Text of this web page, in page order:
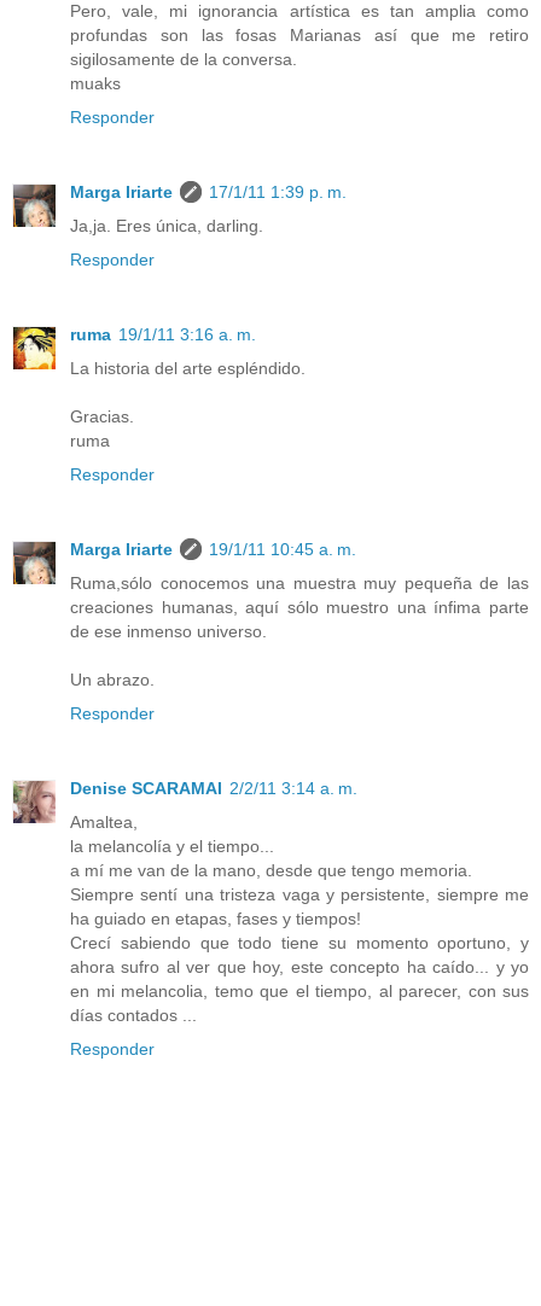
Pero, vale, mi ignorancia artística es tan amplia como
profundas son las fosas Marianas así que me retiro
sigilosamente de la conversa.
muaks
Responder
Marga Iriarte
17/1/11 1:39 p. m.
Ja,ja. Eres única, darling.
Responder
ruma 19/1/11 3:16 a. m.
La historia del arte espléndido.
Gracias.
ruma
Responder
Marga Iriarte
19/1/11 10:45 a. m.
Ruma,sólo conocemos una muestra muy pequeña de las
creaciones humanas, aquí sólo muestro una ínfima parte
de ese inmenso universo.
Un abrazo.
Responder
Denise SCARAMAI 2/2/11 3:14 a. m.
Amaltea,
la melancolía y el tiempo...
a mí me van de la mano, desde que tengo memoria.
Siempre sentí una tristeza vaga y persistente, siempre me
ha guiado en etapas, fases y tiempos!
Crecí sabiendo que todo tiene su momento oportuno, y
ahora sufro al ver que hoy, este concepto ha caído... y yo
en mi melancolia, temo que el tiempo, al parecer, con sus
días contados ...
Responder